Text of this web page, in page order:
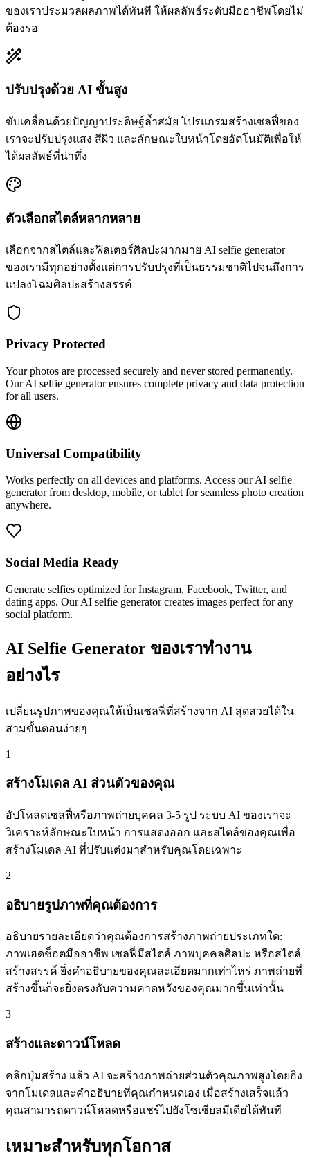
ของเราประมวลผลภาพได้ทันที ให้ผลลัพธ์ระดับมืออาชีพโดยไม่
ต้องรอ
ปรับปรุงด้วย AI ขั้นสูง
ขับเคลื่อนด้วยปัญญาประดิษฐ์ล้ำสมัย โปรแกรมสร้างเซลฟี่ของ
เราจะปรับปรุงแสง สีผิว และลักษณะใบหน้าโดยอัตโนมัติเพื่อให้
ได้ผลลัพธ์ที่น่าทึ่ง
ตัวเลือกสไตล์หลากหลาย
เลือกจากสไตล์และฟิลเตอร์ศิลปะมากมาย AI selfie generator
ของเรามีทุกอย่างตั้งแต่การปรับปรุงที่เป็นธรรมชาติไปจนถึงการ
แปลงโฉมศิลปะสร้างสรรค์
Privacy Protected
Your photos are processed securely and never stored permanently.
Our AI selfie generator ensures complete privacy and data protection
for all users.
Universal Compatibility
Works perfectly on all devices and platforms. Access our AI selfie
generator from desktop, mobile, or tablet for seamless photo creation
anywhere.
Social Media Ready
Generate selfies optimized for Instagram, Facebook, Twitter, and
dating apps. Our AI selfie generator creates images perfect for any
social platform.
AI Selfie Generator ของเราทำงาน
อย่างไร
เปลี่ยนรูปภาพของคุณให้เป็นเซลฟี่ที่สร้างจาก AI สุดสวยได้ใน
สามขั้นตอนง่ายๆ
1
สร้างโมเดล AI ส่วนตัวของคุณ
อัปโหลดเซลฟี่หรือภาพถ่ายบุคคล 3-5 รูป ระบบ AI ของเราจะ
วิเคราะห์ลักษณะใบหน้า การแสดงออก และสไตล์ของคุณเพื่อ
สร้างโมเดล AI ที่ปรับแต่งมาสำหรับคุณโดยเฉพาะ
2
อธิบายรูปภาพที่คุณต้องการ
อธิบายรายละเอียดว่าคุณต้องการสร้างภาพถ่ายประเภทใด:
ภาพเฮดช็อตมืออาชีพ เซลฟี่มีสไตล์ ภาพบุคคลศิลปะ หรือสไตล์
สร้างสรรค์ ยิ่งคำอธิบายของคุณละเอียดมากเท่าไหร่ ภาพถ่ายที่
สร้างขึ้นก็จะยิ่งตรงกับความคาดหวังของคุณมากขึ้นเท่านั้น
3
สร้างและดาวน์โหลด
คลิกปุ่มสร้าง แล้ว AI จะสร้างภาพถ่ายส่วนตัวคุณภาพสูงโดยอิง
จากโมเดลและคำอธิบายที่คุณกำหนดเอง เมื่อสร้างเสร็จแล้ว
คุณสามารถดาวน์โหลดหรือแชร์ไปยังโซเชียลมีเดียได้ทันที
เหมาะสำหรับทุกโอกาส